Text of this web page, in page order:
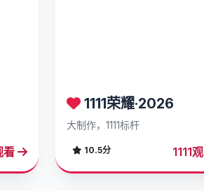
看
1111荣耀·2026
大制作，1111标杆
10.5分 1111